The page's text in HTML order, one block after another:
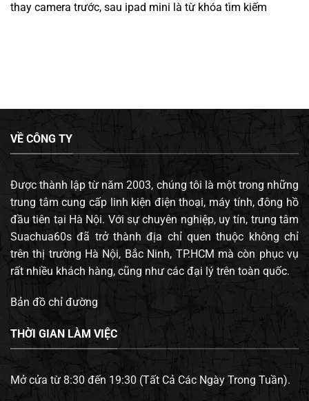
thay camera trước, sau ipad mini là từ khóa tìm kiếm
VỀ CÔNG TY
Được thành lập từ năm 2003, chúng tôi là một trong những
trung tâm cung cấp linh kiện điện thoại, máy tính, đông hồ
đầu tiên tại Hà Nội. Với sự chuyên nghiệp, uy tín, trung tâm
Suachua60s đã trở thành địa chỉ quen thuộc không chỉ
trên thị trường Hà Nội, Bắc Ninh, TP.HCM mà còn phục vụ
rất nhiều khách hàng, cũng như các đại lý trên toàn quốc.
Bản đồ chỉ đường
THỜI GIAN LÀM VIỆC
Mở cửa từ 8:30 đến 19:30 (Tất Cả Các Ngày Trong Tuần).